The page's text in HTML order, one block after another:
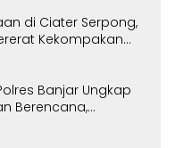
di Ciater Serpong,
Kekompakan
Banjar Ungkap
Berencana,